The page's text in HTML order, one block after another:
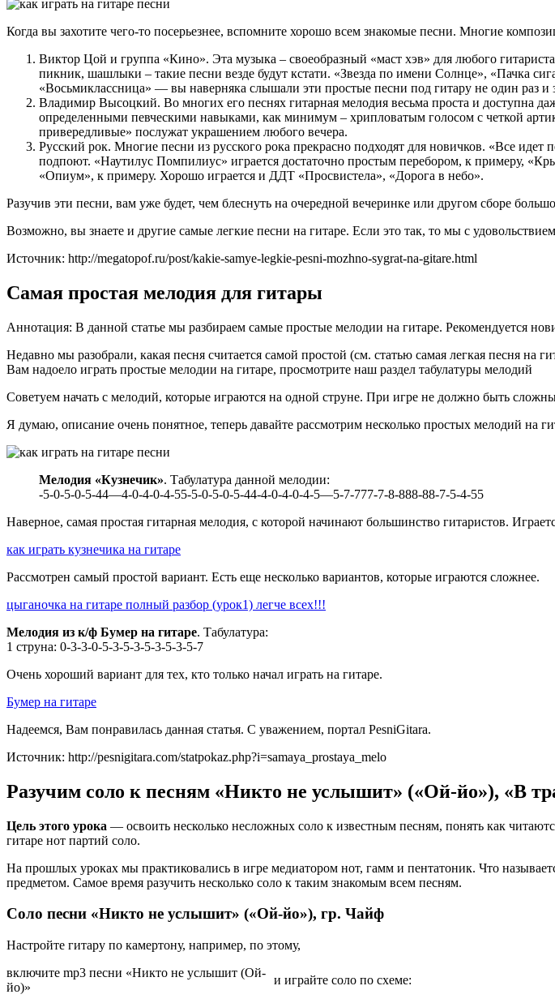
Когда вы захотите чего-то посерьезнее, вспомните хорошо всем знакомые песни. Многие
Виктор Цой и группа «Кино». Эта музыка – своеобразный «маст хэв» для любого
пикник, шашлыки – такие песни везде будут кстати. «Звезда по имени Солнце», «Пачка
«Восьмиклассница» — вы наверняка слышали эти простые песни под гитару не один раз
Владимир Высоцкий. Во многих его песнях гитарная мелодия весьма проста и доступна
определенными певческими навыками, как минимум – хрипловатым голосом с четкой
привередливые» послужат украшением любого вечера.
Русский рок. Многие песни из русского рока прекрасно подходят для новичков. «Все
подпоют. «Наутилус Помпилиус» играется достаточно простым перебором, к примеру,
«Опиум», к примеру. Хорошо играется и ДДТ «Просвистела», «Дорога в небо».
Разучив эти песни, вам уже будет, чем блеснуть на очередной вечеринке или другом сборе
Возможно, вы знаете и другие самые легкие песни на гитаре. Если это так, то мы с
Источник: http://megatopof.ru/post/kakie-samye-legkie-pesni-mozhno-sygrat-na-gitare.html
Самая простая мелодия для гитары
Аннотация: В данной статье мы разбираем самые простые мелодии на гитаре. Рекомендуется
Недавно мы разобрали, какая песня считается самой простой (см. статью самая легкая песня на
Вам надоело играть простые мелодии на гитаре, просмотрите наш раздел табулатуры мелодий
Советуем начать с мелодий, которые играются на одной струне. При игре не должно быть
Я думаю, описание очень понятное, теперь давайте рассмотрим несколько простых мелодий на
Мелодия «Кузнечик». Табулатура данной мелодии:
-5-0-5-0-5-44—4-0-4-0-4-55-5-0-5-0-5-44-4-0-4-0-4-5—5-7-777-7-8-888-88-7-5-4-55
Наверное, самая простая гитарная мелодия, с которой начинают большинство гитаристов.
как играть кузнечика на гитаре
Рассмотрен самый простой вариант. Есть еще несколько вариантов, которые играются сложнее.
цыганочка на гитаре полный разбор (урок1) легче всех!!!
Мелодия из к/ф Бумер на гитаре. Табулатура:
1 струна: 0-3-3-0-5-3-5-3-5-3-5-3-5-7
Очень хороший вариант для тех, кто только начал играть на гитаре.
Бумер на гитаре
Надеемся, Вам понравилась данная статья. С уважением, портал PesniGitara.
Источник: http://pesnigitara.com/statpokaz.php?i=samaya_prostaya_melo
Разучим соло к песням «Никто не услышит» («Ой-йо»), «В
Цель этого урока — освоить несколько несложных соло к известным песням, понять как
гитаре нот партий соло.
На прошлых уроках мы практиковались в игре медиатором нот, гамм и пентатоник. Что
предметом. Самое время разучить несколько соло к таким знакомым всем песням.
Соло песни «Никто не услышит» («Ой-йо»), гр. Чайф
Настройте гитару по камертону, например, по этому,
включите mp3 песни «Никто не услышит (Ой-
йо)»
и играйте соло по схеме: